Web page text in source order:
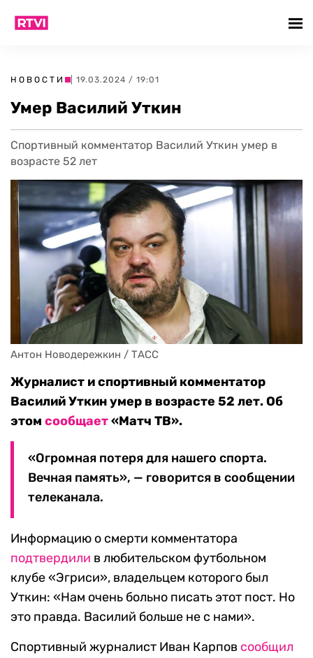
НОВОСТИ | 19.03.2024 / 19:01
Умер Василий Уткин
Спортивный комментатор Василий Уткин умер в
возрасте 52 лет
Антон Новодережкин / ТАСС
Журналист и спортивный комментатор
Василий Уткин умер в возрасте 52 лет. Об
этом сообщает«Матч ТВ».
«Огромная потеря для нашего спорта.
Вечная память», — говорится в сообщении
телеканала.
Информацию о смерти комментатора
подтвердили в любительском футбольном
клубе «Эгриси», владельцем которого был
Уткин: «Нам очень больно писать этот пост. Но
это правда. Василий больше не с нами».
Спортивный журналист Иван Карпов сообщил